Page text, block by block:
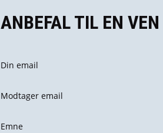
ANBEFAL TIL EN VEN
Din email
Modtager email
Emne